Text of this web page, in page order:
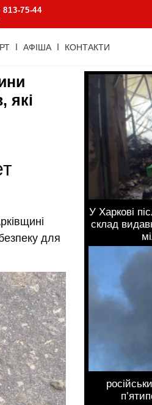
813-75-44
АФІША КОНТАКТИ
які
для
У Харкові
склад